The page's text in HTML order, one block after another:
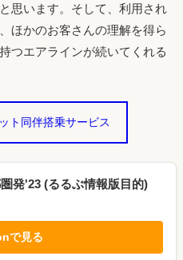
思います。そして、利用され
ほかのお客さんの理解を得ら
つエアラインが続いてくれる
ト同伴搭乗サービス
発'23 (るるぶ情報版目的)
で見る